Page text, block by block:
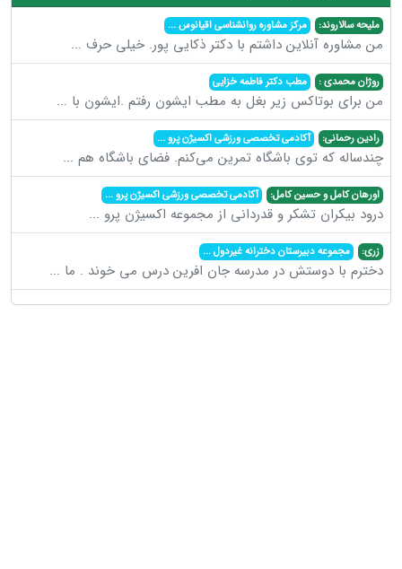
ملیحه سالاروند: مرکز مشاوره روانشناسی اقیانوس...
من مشاوره آنلاین داشتم با دکتر ذکایی پور. خیلی حرف ...
روژان محمدی : مطب دکتر فاطمه خزایی
من برای بوتاکس زیر بغل به مطب ایشون رفتم .ایشون با ...
رادین رحمانی: آکادمی تخصصی ورزشی اکسیژن پرو...
چندساله که توی باشگاه تمرین می‌کنم. فضای باشگاه هم ...
اورهان کامل و حسین کامل: آکادمی تخصصی ورزشی اکسیژن پرو...
درود بیکران تشکر و قدردانی از مجموعه اکسیژن پرو ...
زری: مجموعه دبیرستان دخترانه غیردول...
دخترم با دوستش در مدرسه جان افرین درس می خوند . ما ...